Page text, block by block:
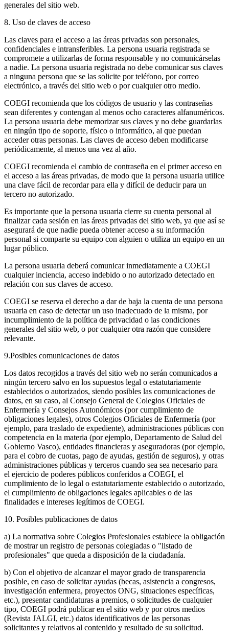
generales del sitio web.
8. Uso de claves de acceso
Las claves para el acceso a las áreas privadas son personales,
confidenciales e intransferibles. La persona usuaria registrada se
compromete a utilizarlas de forma responsable y no comunicárselas
a nadie. La persona usuaria registrada no debe comunicar sus claves
a ninguna persona que se las solicite por teléfono, por correo
electrónico, a través del sitio web o por cualquier otro medio.
COEGI recomienda que los códigos de usuario y las contraseñas
sean diferentes y contengan al menos ocho caracteres alfanuméricos.
La persona usuaria debe memorizar sus claves y no debe guardarlas
en ningún tipo de soporte, físico o informático, al que puedan
acceder otras personas. Las claves de acceso deben modificarse
periódicamente, al menos una vez al año.
COEGI recomienda el cambio de contraseña en el primer acceso en
el acceso a las áreas privadas, de modo que la persona usuaria utilice
una clave fácil de recordar para ella y difícil de deducir para un
tercero no autorizado.
Es importante que la persona usuaria cierre su cuenta personal al
finalizar cada sesión en las áreas privadas del sitio web, ya que así se
asegurará de que nadie pueda obtener acceso a su información
personal si comparte su equipo con alguien o utiliza un equipo en un
lugar público.
La persona usuaria deberá comunicar inmediatamente a COEGI
cualquier inciencia, acceso indebido o no autorizado detectado en
relación con sus claves de acceso.
COEGI se reserva el derecho a dar de baja la cuenta de una persona
usuaria en caso de detectar un uso inadecuado de la misma, por
incumplimiento de la política de privacidad o las condiciones
generales del sitio web, o por cualquier otra razón que considere
relevante.
9.Posibles comunicaciones de datos
Los datos recogidos a través del sitio web no serán comunicados a
ningún tercero salvo en los supuestos legal o estatutariamente
establecidos o autorizados, siendo posibles las comunicaciones de
datos, en su caso, al Consejo General de Colegios Oficiales de
Enfermería y Consejos Autonómicos (por cumplimiento de
obligaciones legales), otros Colegios Oficiales de Enfermería (por
ejemplo, para traslado de expediente), administraciones públicas con
competencia en la materia (por ejemplo, Departamento de Salud del
Gobierno Vasco), entidades financieras y aseguradoras (por ejemplo,
para el cobro de cuotas, pago de ayudas, gestión de seguros), y otras
administraciones públicas y terceros cuando sea sea necesario para
el ejercicio de poderes públicos conferidos a COEGI, el
cumplimiento de lo legal o estatutariamente establecido o autorizado,
el cumplimiento de obligaciones legales aplicables o de las
finalidades e intereses legítimos de COEGI.
10. Posibles publicaciones de datos
a) La normativa sobre Colegios Profesionales establece la obligación
de mostrar un registro de personas colegiadas o "listado de
profesionales" que queda a disposición de la ciudadanía.
b) Con el objetivo de alcanzar el mayor grado de transparencia
posible, en caso de solicitar ayudas (becas, asistencia a congresos,
investigación enfermera, proyectos ONG, situaciones específicas,
etc.), presentar candidaturas a premios, o solicitudes de cualquier
tipo, COEGI podrá publicar en el sitio web y por otros medios
(Revista JALGI, etc.) datos identificativos de las personas
solicitantes y relativos al contenido y resultado de su solicitud.